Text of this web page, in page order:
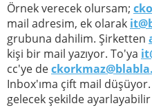
Örnek verecek olursam;
mail adresim, ek olarak
grubuna dahilim. Şirketten
kişi bir mail yazıyor. To'ya
cc'ye de
Inbox'ıma çift mail
gelecek şekilde